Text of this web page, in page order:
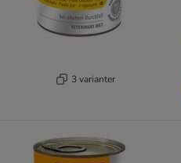
3 varianter